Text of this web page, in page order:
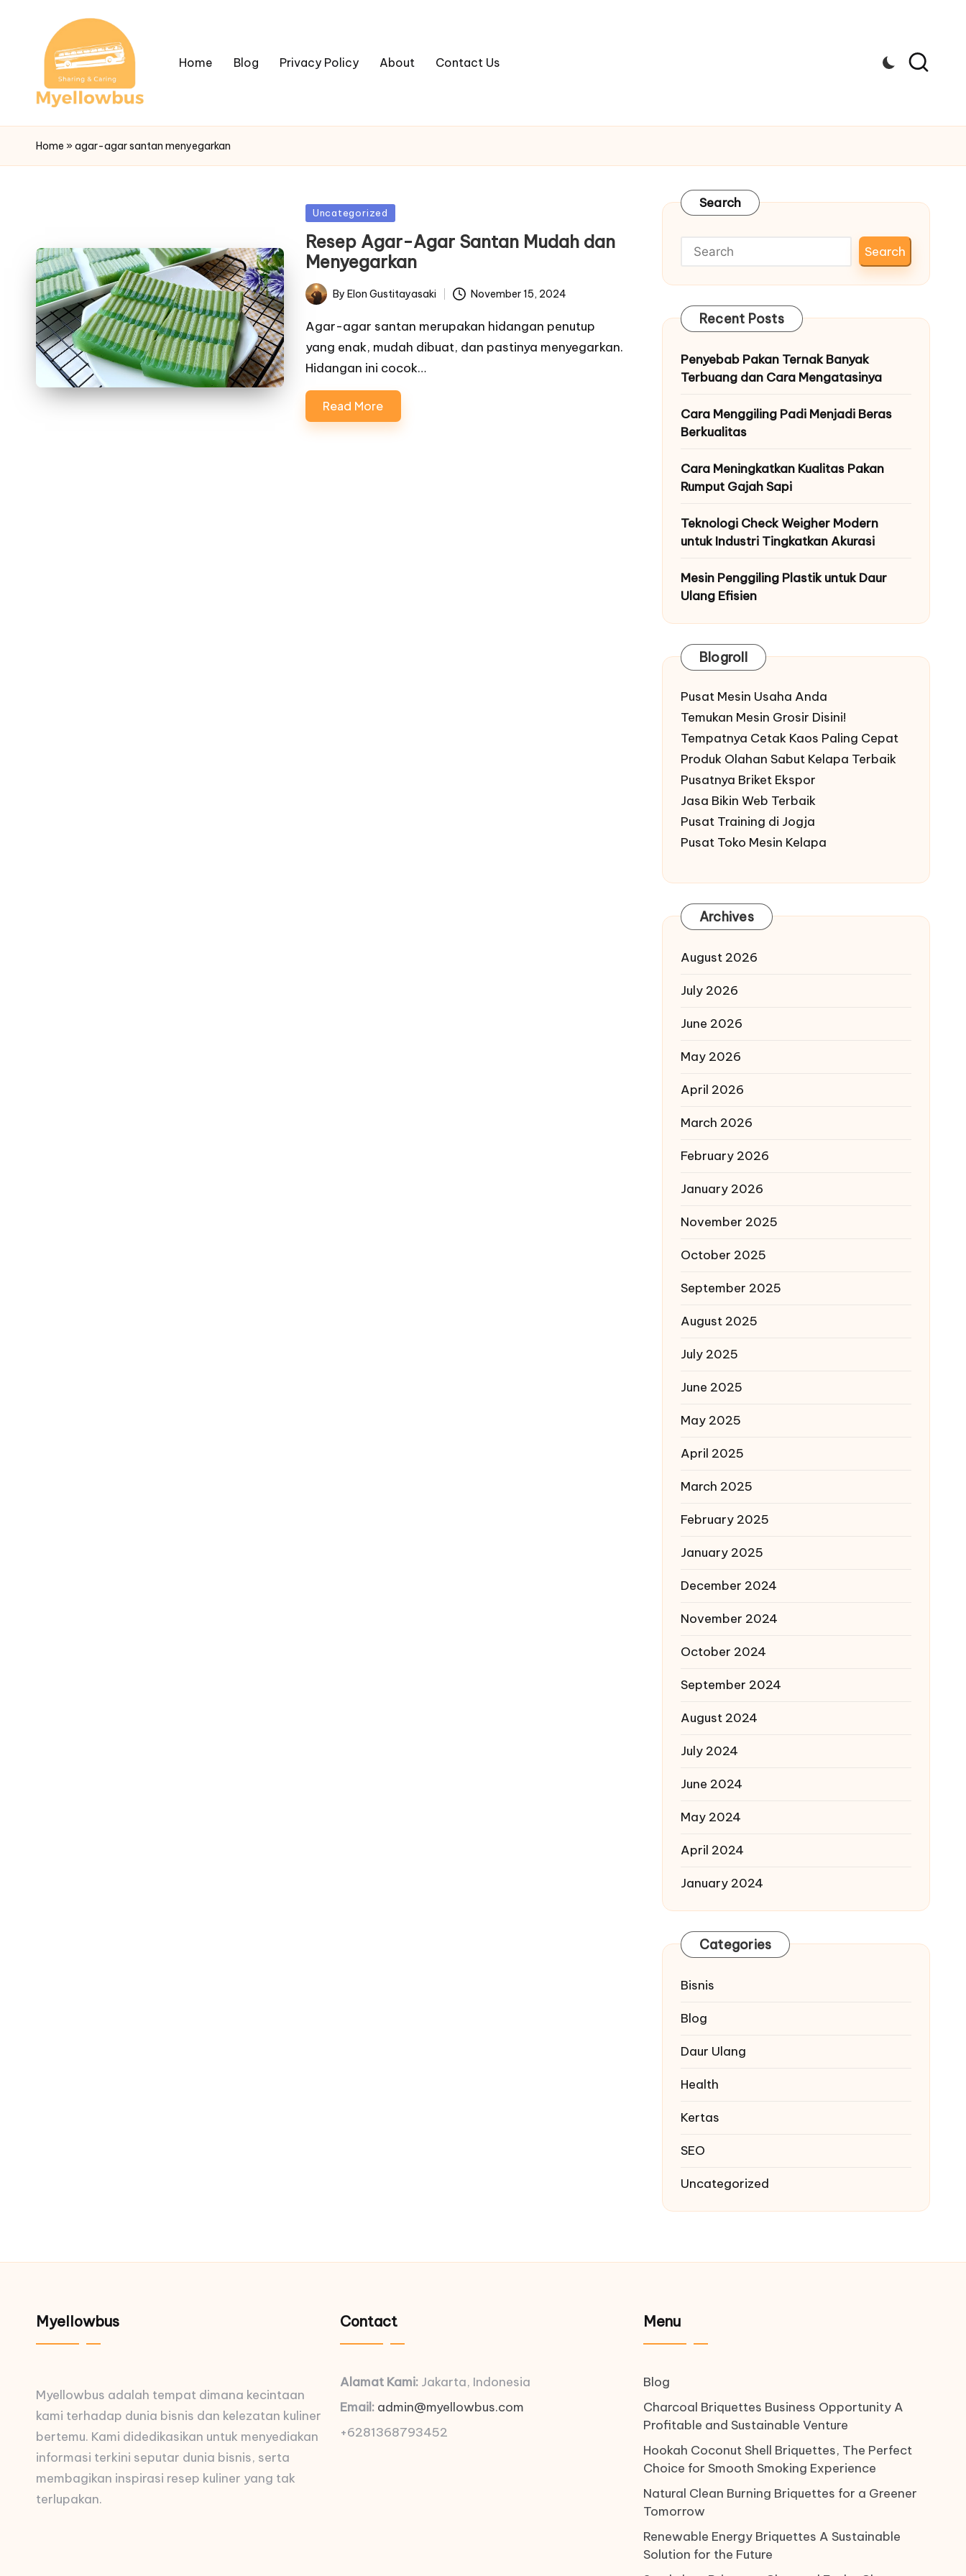
Home Blog Privacy Policy About Contact Us
Home »agar-agar santan menyegarkan
Posted
in
Uncategorized
Resep Agar-Agar Santan Mudah dan
Menyegarkan
PostedBy Elon Gustitayasaki November 15, 2024
Agar-agar santan merupakan hidangan penutup
yang enak, mudah dibuat, dan pastinya menyegarkan.
Hidangan ini cocok…
Read More
Search
Search
Recent Posts
Penyebab Pakan Ternak Banyak
Terbuang dan Cara Mengatasinya
Cara Menggiling Padi Menjadi Beras
Berkualitas
Cara Meningkatkan Kualitas Pakan
Rumput Gajah Sapi
Teknologi Check Weigher Modern
untuk Industri Tingkatkan Akurasi
Mesin Penggiling Plastik untuk Daur
Ulang Efisien
Blogroll
Pusat Mesin Usaha Anda
Temukan Mesin Grosir Disini!
Tempatnya Cetak Kaos Paling Cepat
Produk Olahan Sabut Kelapa Terbaik
Pusatnya Briket Ekspor
Jasa Bikin Web Terbaik
Pusat Training di Jogja
Pusat Toko Mesin Kelapa
Archives
August 2026
July 2026
June 2026
May 2026
April 2026
March 2026
February 2026
January 2026
November 2025
October 2025
September 2025
August 2025
July 2025
June 2025
May 2025
April 2025
March 2025
February 2025
January 2025
December 2024
November 2024
October 2024
September 2024
August 2024
July 2024
June 2024
May 2024
April 2024
January 2024
Categories
Bisnis
Blog
Daur Ulang
Health
Kertas
SEO
Uncategorized
Myellowbus
Myellowbus adalah tempat dimana kecintaan
kami terhadap dunia bisnis dan kelezatan kuliner
bertemu. Kami didedikasikan untuk menyediakan
informasi terkini seputar dunia bisnis, serta
membagikan inspirasi resep kuliner yang tak
terlupakan.
Contact
Alamat Kami:Jakarta, Indonesia
Email: admin@myellowbus.com
+6281368793452
Menu
Blog
Charcoal Briquettes Business Opportunity A
Profitable and Sustainable Venture
Hookah Coconut Shell Briquettes, The Perfect
Choice for Smooth Smoking Experience
Natural Clean Burning Briquettes for a Greener
Tomorrow
Renewable Energy Briquettes A Sustainable
Solution for the Future